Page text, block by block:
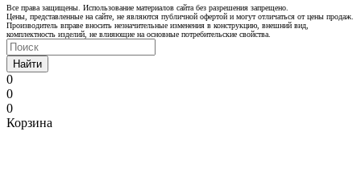
Все права защищены. Использование материалов сайта без разрешения запрещено.
Цены, представленные на сайте, не являются публичной офертой и могут отличаться от цены продаж.
Производитель вправе вносить незначительные изменения в конструкцию, внешний вид,
комплектность изделий, не влияющие на основные потребительские свойства.
Найти
0
0
0
Корзина